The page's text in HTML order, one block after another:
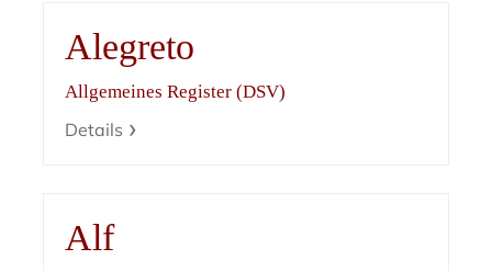
Alegreto
Allgemeines Register (DSV)
Details
Alf